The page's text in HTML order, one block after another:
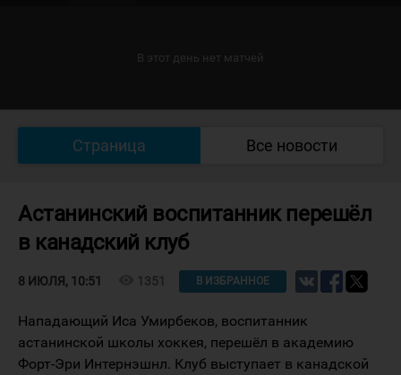
В этот день нет матчей
Страница Все новости
Астанинский воспитанник перешёл
в канадский клуб
8 ИЮЛЯ, 10:51 1351 В ИЗБРАННОЕ
Нападающий Иса Умирбеков, воспитанник
астанинской школы хоккея, перешёл в академию
Форт-Эри Интернэшнл. Клуб выступает в канадской